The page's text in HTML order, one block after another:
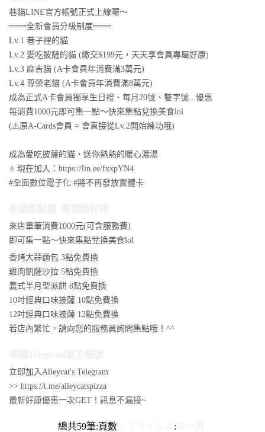
巷貓LINE官方帳號正式上線囉～
═══全新會員分級制度═══
Lv.1 巷子裡的貓
Lv.2 愛吃披薩的貓 (繳交$199元，天天享會員專屬好康)
Lv.3 麻吉貓 (A卡會員年消費滿3萬元)
Lv.4 尊榮老貓 (A卡會員年消費滿8萬元)
成為正式A卡會員獨享生日禮、每月20號、雙字號...優惠
每消費1000元即可集一點～快來集點兌換美食lol
(⚠️原A-Cards會員 = 會直接從Lv.2開始練功哦)
成為愛吃披薩的貓，送你熱熱的暖心濃湯
⭐️ 現在加入：https://lin.ee/fxxpYN4
#全面數位電子化 #將不再發放實體卡
來店單筆消費1000元(可含服務費)
即可集一點～快來集點兌換美食lol
香烤大蒜麵包 3點免費換
雞肉凱薩沙拉 5點免費換
義式半月型派餅 8點免費換
10吋經典口味披薩 10點免費換
12吋經典口味披薩 12點免費換
若店內繁忙，請向您的服務員詢問集點哦！^^
立即加入Alleycat's Telegram
>> https://t.me/alleycatspizza
最新好康優惠一次GET！訊息不漏接~
總共59筆:頁數 :